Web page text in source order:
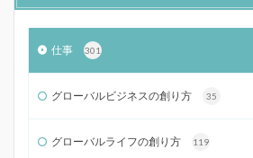
仕事 301
グローバルビジネスの創り方 35
グローバルライフの創り方 119